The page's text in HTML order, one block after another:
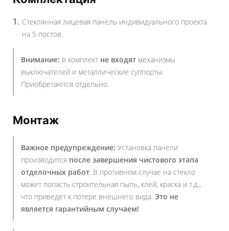
Стеклянная лицевая панель индивидуального проекта
на 5 постов.
Внимание: в комплект не входят механизмы
выключателей и металлические суппорты.
Приобретаются отдельно.
Монтаж
Важное предупреждение: Установка панели
производится после завершения чистового этапа
отделочных работ. В противном случае на стекло
может попасть строительная пыль, клей, краска и т.д.,
что приведет к потере внешнего вида. Это не
является гарантийным случаем!